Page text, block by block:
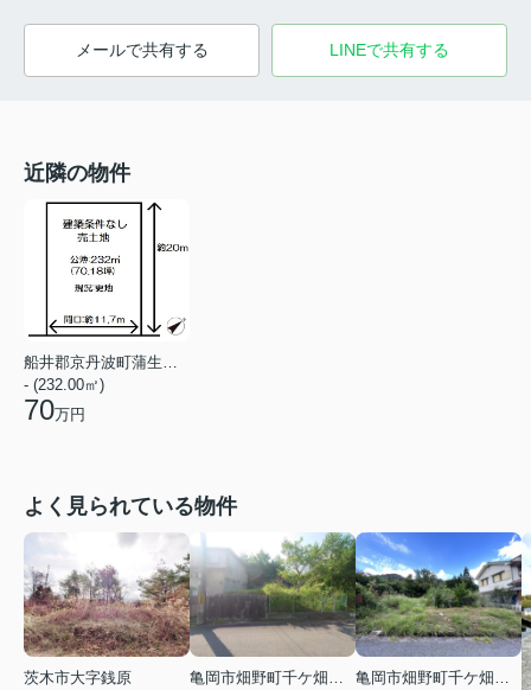
メールで共有する LINEで共有する
近隣の物件
船井郡京丹波町蒲生蒲生野
- (232.00㎡)
70万円
よく見られている物件
茨木市大字銭原
亀岡市畑野町千ケ畑高橋
亀岡市畑野町千ケ畑クルビ谷